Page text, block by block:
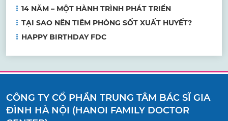
14 NĂM – MỘT HÀNH TRÌNH PHÁT TRIỂN
TẠI SAO NÊN TIÊM PHÒNG SỐT XUẤT HUYẾT?
HAPPY BIRTHDAY FDC
CÔNG TY CỔ PHẦN TRUNG TÂM BÁC SĨ GIA
ĐÌNH HÀ NỘI (HANOI FAMILY DOCTOR